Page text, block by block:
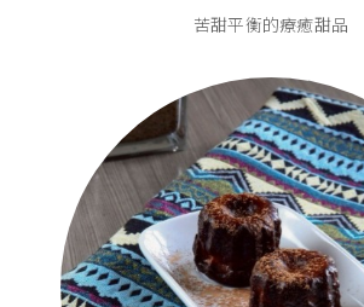
苦甜平衡的療癒甜品